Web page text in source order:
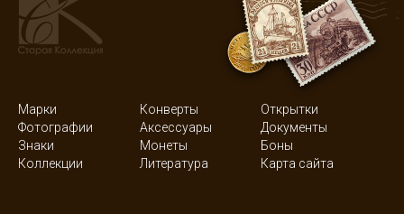
Марки Конверты
Открытки
Фотографии
Аксессуары
Документы
Знаки
Монеты
Боны
Коллекции
Литература Карта сайта